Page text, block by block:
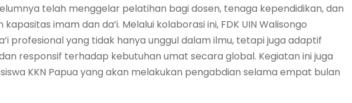
telah menggelar pelatihan bagi dosen, tenaga kependidikan, dan
imam dan da’i. Melalui kolaborasi ini, FDK UIN Walisongo
profesional yang tidak hanya unggul dalam ilmu, tetapi juga adaptif
responsif terhadap kebutuhan umat secara global. Kegiatan ini juga
KKN Papua yang akan melakukan pengabdian selama empat bulan